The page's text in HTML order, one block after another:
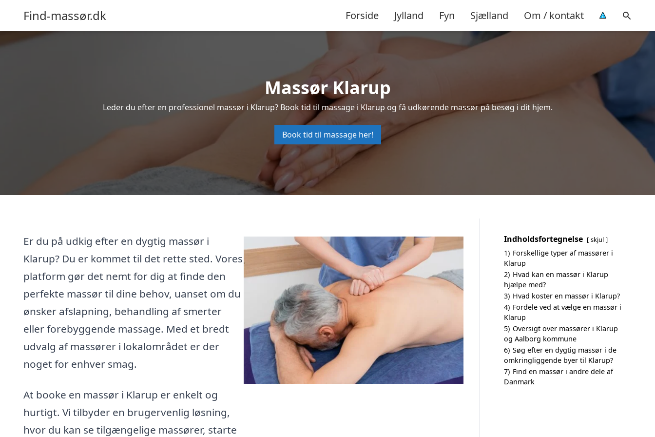
Find-massør.dk Forside Jylland Fyn Sjælland Om / kontakt
Massør Klarup
Leder du efter en professionel massør i Klarup? Book tid til massage i Klarup og få udkørende massør på besøg i dit hjem.
Book tid til massage her!
Er du på udkig efter en dygtig massør i
Klarup? Du er kommet til det rette sted. Vores
platform gør det nemt for dig at finde den
perfekte massør til dine behov, uanset om du
ønsker afslapning, behandling af smerter
eller forebyggende massage. Med et bredt
udvalg af massører i lokalområdet er der
noget for enhver smag.
At booke en massør i Klarup er enkelt og
hurtigt. Vi tilbyder en brugervenlig løsning,
hvor du kan se tilgængelige massører, starte
Indholdsfortegnelse skjul
1) Forskellige typer af massører i
Klarup
2) Hvad kan en massør i Klarup
hjælpe med?
3) Hvad koster en massør i Klarup?
4) Fordele ved at vælge en massør i
Klarup
5) Oversigt over massører i Klarup
og Aalborg kommune
6) Søg efter en dygtig massør i de
omkringliggende byer til Klarup?
7) Find en massør i andre dele af
Danmark